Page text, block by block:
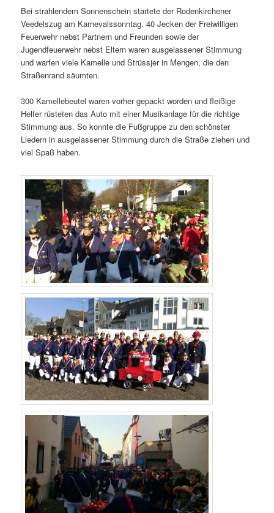
Bei strahlendem Sonnenschein startete der Rodenkirchener
Veedelszug am Karnevalssonntag. 40 Jecken der Freiwilligen
Feuerwehr nebst Partnern und Freunden sowie der
Jugendfeuerwehr nebst Eltern waren ausgelassener Stimmung
und warfen viele Kamelle und Strüssjer in Mengen, die den
Straßenrand säumten.
300 Kamellebeutel waren vorher gepackt worden und fleißige
Helfer rüsteten das Auto mit einer Musikanlage für die richtige
Stimmung aus. So konnte die Fußgruppe zu den schönster
Liedern in ausgelassener Stimmung durch die Straße ziehen und
viel Spaß haben.